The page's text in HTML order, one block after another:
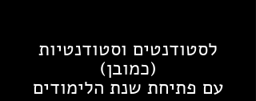
לסטודנטים וסטודנטיות
(כמובן)
עם פתיחת שנת הלימודים